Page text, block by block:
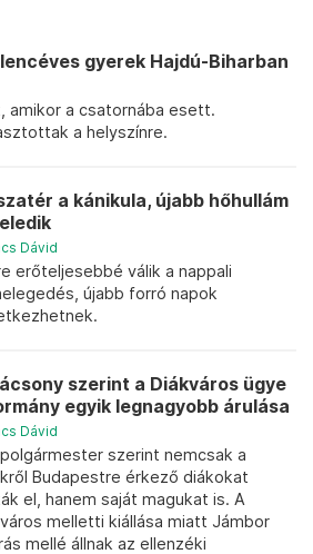
gyerek Hajdú-Biharban
a csatornába esett.
a helyszínre.
a kánikula, újabb hőhullám
Dávid
erőteljesebbé válik a nappali
újabb forró napok
szerint a Diákváros ügye
egyik legnagyobb árulása
Dávid
szerint nemcsak a
Budapestre érkező diákokat
el, hanem saját magukat is. A
melletti kiállása miatt Jámbor
mellé állnak az ellenzéki